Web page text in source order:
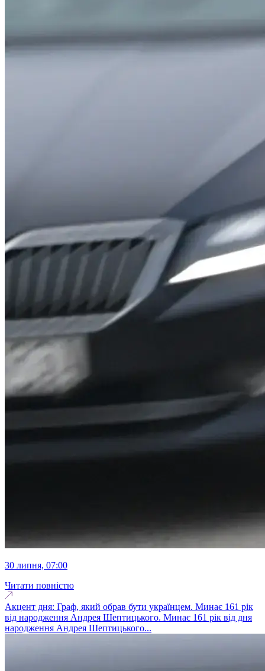
30 липня, 07:00
Читати повністю
Акцент дня: Граф, який обрав бути українцем. Минає 161 рік
від народження Андрея Шептицького. Минає 161 рік від дня
народження Андрея Шептицького...